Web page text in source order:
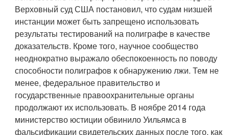
Верховный суд США постановил, что судам низшей
инстанции может быть запрещено использовать
результаты тестирований на полиграфе в качестве
доказательств. Кроме того, научное сообщество
неоднократно выражало обеспокоенность по поводу
способности полиграфов к обнаружению лжи. Тем не
менее, федеральное правительство и
государственные правоохранительные органы
продолжают их использовать. В ноябре 2014 года
министерство юстиции обвинило Уильямса в
фальсификации свидетельских данных после того, как